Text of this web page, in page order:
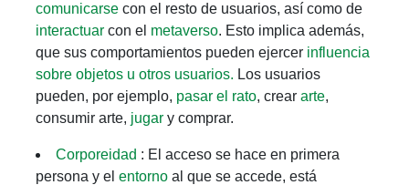
comunicarse con el resto de usuarios, así como de
interactuar con el metaverso. Esto implica además,
que sus comportamientos pueden ejercer influencia
sobre objetos u otros usuarios. Los usuarios
pueden, por ejemplo, pasar el rato, crear arte,
consumir arte, jugar y comprar.
Corporeidad : El acceso se hace en primera
persona y el entorno al que se accede, está